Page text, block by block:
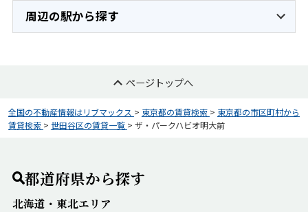
周辺の駅から探す
ページトップへ
全国の不動産情報はリブマックス > 東京都の賃貸検索 > 東京都の市区町村から
賃貸検索 > 世田谷区の賃貸一覧 > ザ・パークハビオ明大前
都道府県から探す
北海道・東北エリア